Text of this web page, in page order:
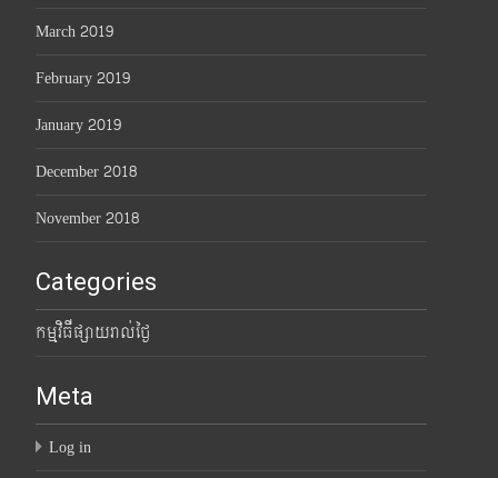
March 2019
February 2019
January 2019
December 2018
November 2018
Categories
កម្មវិធីផ្សាយរាល់ថ្ងៃ
Meta
Log in